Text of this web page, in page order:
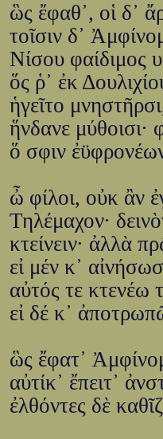
ὣς ἔφαθ᾽, οἱ δ᾽
τοῖσιν δ᾽
Νίσου φαίδιμος
ὅς ῥ᾽ ἐκ
ἡγεῖτο
ἥνδανε μύθοισι·
ὅ σφιν
ὦ φίλοι, οὐκ ἂν
Τηλέμαχον·
κτείνειν· ἀλλὰ
εἰ μέν κ᾽
αὐτός τε κτενέω
εἰ δέ κ᾽
ὣς ἔφατ᾽
αὐτίκ᾽ ἔπειτ᾽
ἐλθόντες δὲ